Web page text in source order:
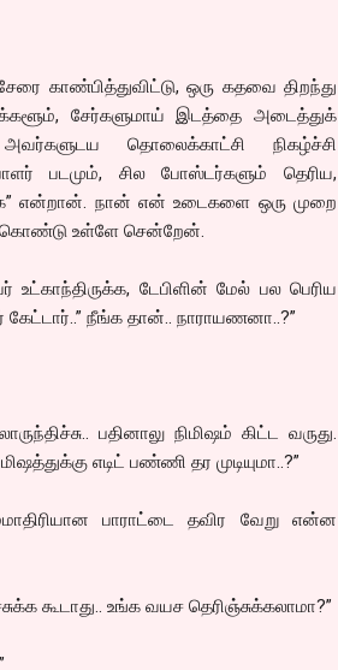
காண்பித்துவிட்டு, ஒரு கதவை திறந்து
சேர்களுமாய் இடத்தை அடைத்துக்
தொலைக்காட்சி நிகழ்ச்சி
படமும், சில போஸ்டர்களும் தெரிய,
என்றான். நான் என் உடைகளை ஒரு முறை
கொண்டு உள்ளே சென்றேன்.
உட்காந்திருக்க, டேபிளின் மேல் பல பெரிய
கேட்டார்..” நீங்க தான்.. நாராயணனா..?”
பதினாலு நிமிஷம் கிட்ட வருது.
எடிட் பண்ணி தர முடியுமா..?”
பாராட்டை தவிர வேறு என்ன
கூடாது.. உங்க வயச தெரிஞ்சுக்கலாமா?”